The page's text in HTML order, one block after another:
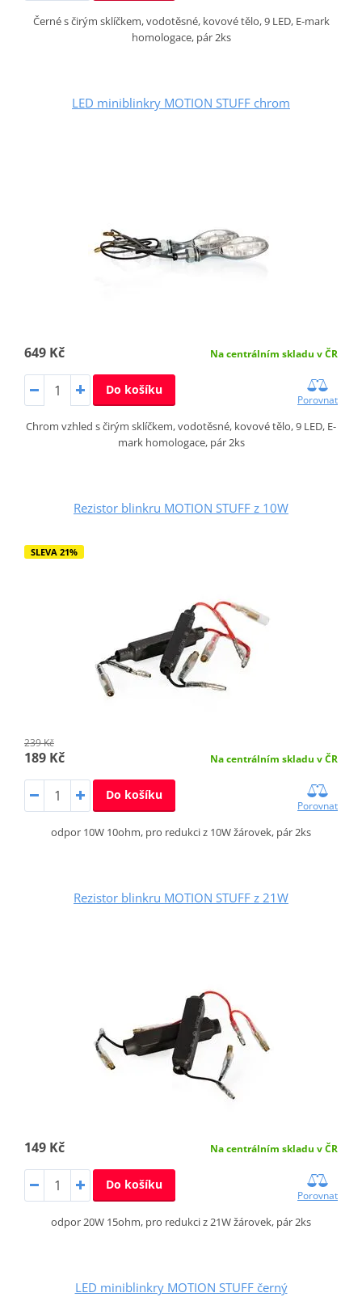
Černé s čirým sklíčkem, vodotěsné, kovové tělo, 9 LED, E-mark
homologace, pár 2ks
LED miniblinkry MOTION STUFF chrom
649 Kč Na centrálním skladu v ČR
Do košíku
Porovnat
Chrom vzhled s čirým sklíčkem, vodotěsné, kovové tělo, 9 LED, E-
mark homologace, pár 2ks
Rezistor blinkru MOTION STUFF z 10W
SLEVA 21%
239 Kč
189 Kč Na centrálním skladu v ČR
Do košíku
Porovnat
odpor 10W 10ohm, pro redukci z 10W žárovek, pár 2ks
Rezistor blinkru MOTION STUFF z 21W
149 Kč Na centrálním skladu v ČR
Do košíku
Porovnat
odpor 20W 15ohm, pro redukci z 21W žárovek, pár 2ks
LED miniblinkry MOTION STUFF černý